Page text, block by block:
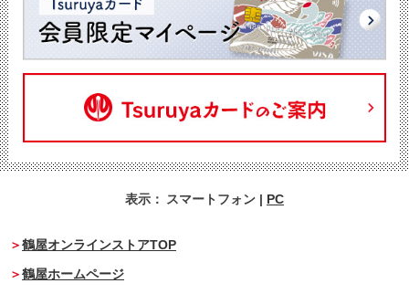
表示： スマートフォン | PC
鶴屋オンラインストアTOP
鶴屋ホームページ